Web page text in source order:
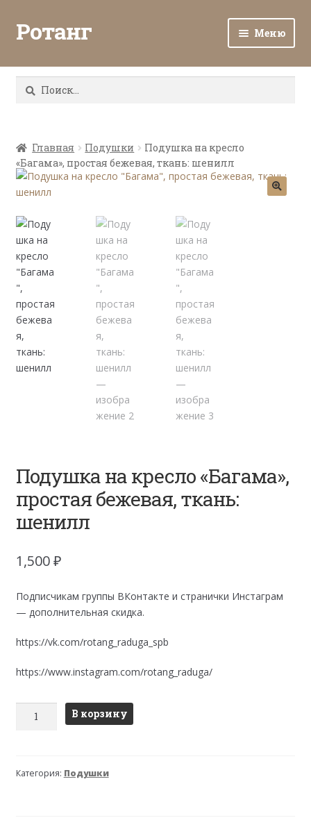
Ротанг Меню
Каталог
Все о ротанге
Контакты
Найти:
Главная Подушки
Подушка на кресло
«Багама», простая бежевая, ткань: шенилл
Подушка на кресло «Багама»,
простая бежевая, ткань:
шенилл
1,500₽
Подписчикам группы ВКонтакте и странички Инстаграм
— дополнительная скидка.
https://vk.com/rotang_raduga_spb
https://www.instagram.com/rotang_raduga/
Количество
кресло
В корзину
Категория: Подушки